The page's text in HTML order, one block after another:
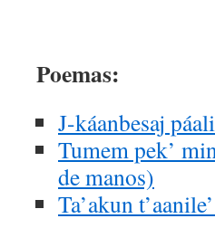
Poemas:
J-káanbesaj
Tumem pek’
de manos)
Ta’akun